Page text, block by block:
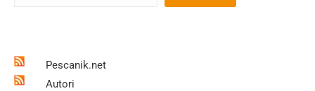
Pescanik.net
Autori